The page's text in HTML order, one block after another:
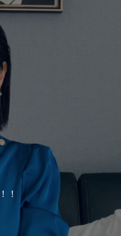
！